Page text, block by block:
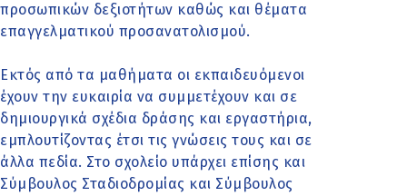
προσωπικών δεξιοτήτων καθώς και θέματα
επαγγελματικού προσανατολισμού.
Εκτός από τα μαθήματα οι εκπαιδευόμενοι
έχουν την ευκαιρία να συμμετέχουν και σε
δημιουργικά σχέδια δράσης και εργαστήρια,
εμπλουτίζοντας έτσι τις γνώσεις τους και σε
άλλα πεδία. Στο σχολείο υπάρχει επίσης και
Σύμβουλος Σταδιοδρομίας και Σύμβουλος